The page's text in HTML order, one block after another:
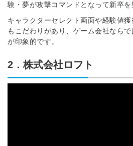
験・夢が攻撃コマンドとなって新卒を
キャラクターセレクト画面や経験値
もこだわりがあり、ゲーム会社なら
が印象的です。
2．株式会社ロフト